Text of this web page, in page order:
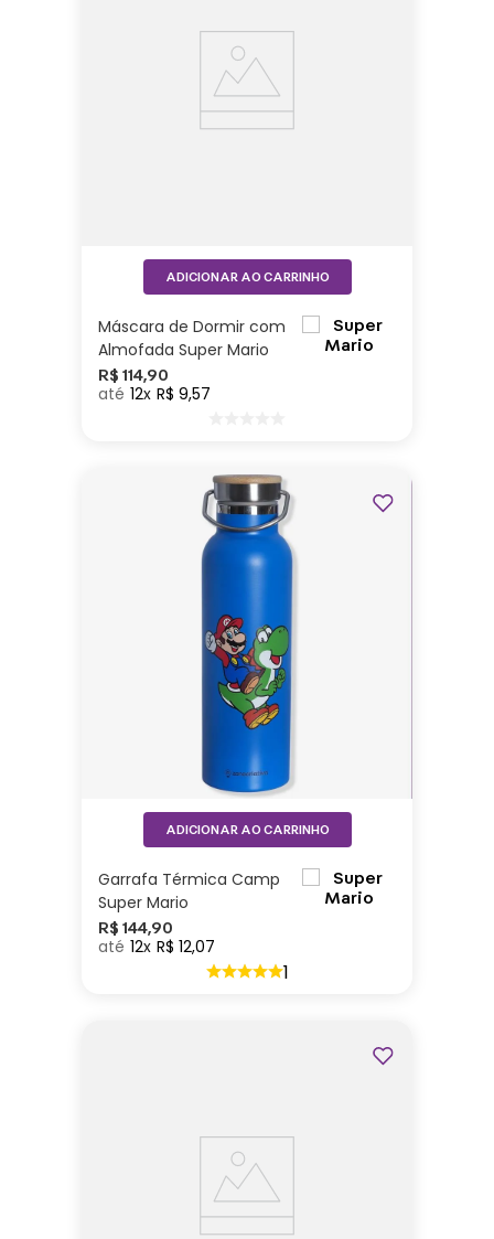
Máscara de Dormir com
Almofada Super Mario
R$ 114,90
12 R$ 9,57
ADICIONAR AO CARRINHO
Garrafa Térmica Camp
Super Mario
R$ 144,90
12 R$ 12,07
1
ADICIONAR AO CARRINHO